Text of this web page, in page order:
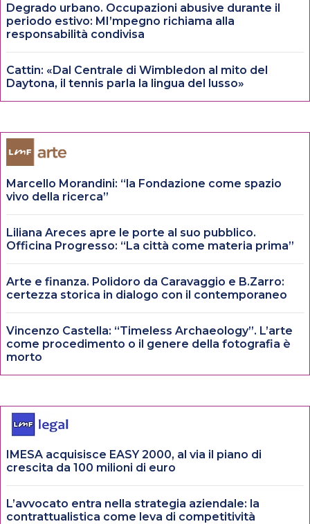
Degrado urbano. Occupazioni abusive durante il
periodo estivo: MI’mpegno richiama alla
responsabilità condivisa
Cattin: «Dal Centrale di Wimbledon al mito del
Daytona, il tennis parla la lingua del lusso»
Marcello Morandini: “la Fondazione come spazio
vivo della ricerca”
Liliana Areces apre le porte al suo pubblico.
Officina Progresso: “La città come materia prima”
Arte e finanza. Polidoro da Caravaggio e B.Zarro:
certezza storica in dialogo con il contemporaneo
Vincenzo Castella: “Timeless Archaeology”. L’arte
come procedimento o il genere della fotografia è
morto
IMESA acquisisce EASY 2000, al via il piano di
crescita da 100 milioni di euro
L’avvocato entra nella strategia aziendale: la
contrattualistica come leva di competitività